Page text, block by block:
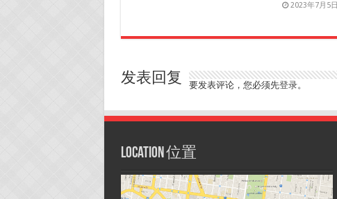
2023年7月5日
发表回复 要发表评论，您必须先登录。
Location 位置